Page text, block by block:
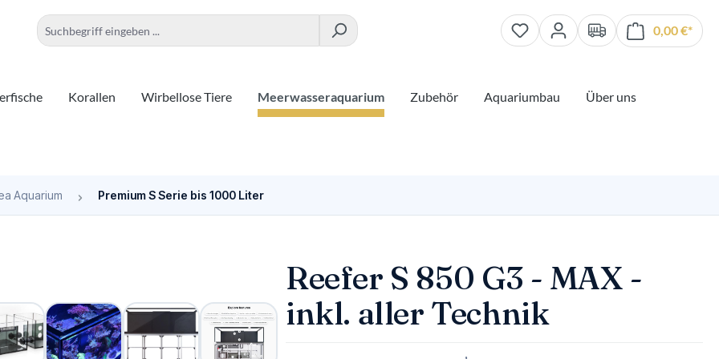
0,00 €*
Korallen Wirbellose Tiere Meerwasseraquarium Zubehör Aquariumbau
Über uns
Aquarium Premium S Serie bis 1000 Liter
Reefer S 850 G3 - MAX -
inkl. aller Technik